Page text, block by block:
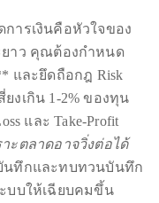
ารเงินคือหัวใจของ
ยาว คุณต้องกำหนด
และยึดถือกฎ Risk
ยงเกิน 1-2% ของทุน
และ Take-Profit
าะตลาดอาจวิ่งต่อได้
ทึกและทบทวนบันทึก
บบให้เฉียบคมขึ้น